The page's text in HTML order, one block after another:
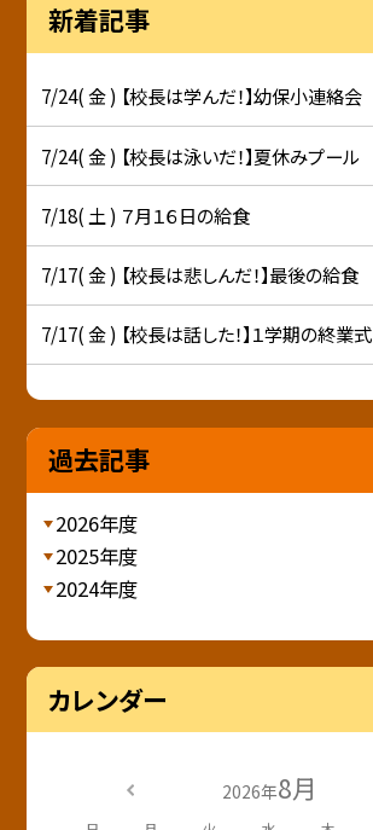
新着記事
7/24( 金 ) 【校長は学んだ！】幼保小連絡会
7/24( 金 ) 【校長は泳いだ！】夏休みプール
7/18( 土 ) ７月１６日の給食
7/17( 金 ) 【校長は悲しんだ！】最後の給食
7/17( 金 ) 【校長は話した！】１学期の終業式
過去記事
2026年度
2025年度
2024年度
カレンダー
2026年8月